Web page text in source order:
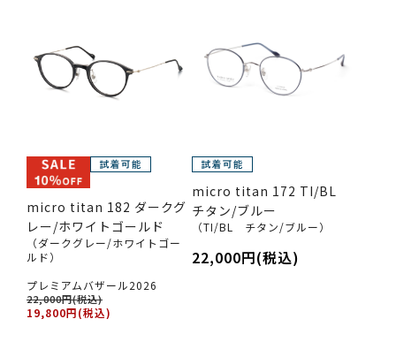
micro titan 182 ダークグ
レー/ホワイトゴールド
（ダークグレー/ホワイトゴー
ルド）
プレミアムバザール2026
22,000円(税込)
19,800円(税込)
micro titan 172 TI/BL
チタン/ブルー
（TI/BL チタン/ブルー）
22,000円(税込)